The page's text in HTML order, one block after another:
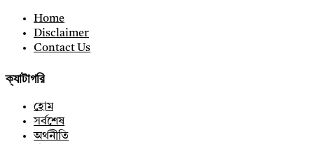
Home
Disclaimer
Contact Us
ক্যাটাগরি
হোম
সর্বশেষ
অর্থনীতি